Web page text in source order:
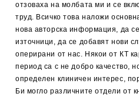
отзоваха на молбата ми и се
труд. Всичко това наложи
нова авторска информация, да
източници, да се добавят нови
оперирани от нас. Някои от КТ
период са с не доб­ро качество,
определен клиничен интерес,
Би могло различните отдели от